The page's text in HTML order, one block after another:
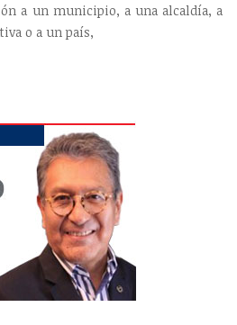
a un municipio, a una alcaldía, a
o a un país,